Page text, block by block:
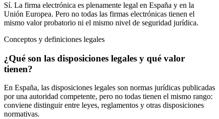
Sí. La firma electrónica es plenamente legal en España y en la
Unión Europea. Pero no todas las firmas electrónicas tienen el
mismo valor probatorio ni el mismo nivel de seguridad jurídica.
Conceptos y definiciones legales
¿Qué son las disposiciones legales y qué valor
tienen?
En España, las disposiciones legales son normas jurídicas publicadas
por una autoridad competente, pero no todas tienen el mismo rango:
conviene distinguir entre leyes, reglamentos y otras disposiciones
normativas.